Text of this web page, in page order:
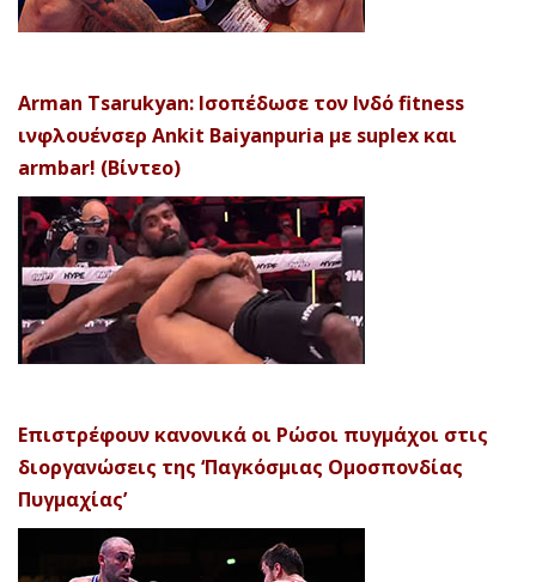
Arman Tsarukyan: Ισοπέδωσε τον Ινδό fitness
ινφλουένσερ Ankit Baiyanpuria με suplex και
armbar! (Βίντεο)
Επιστρέφουν κανονικά οι Ρώσοι πυγμάχοι στις
διοργανώσεις της ‘Παγκόσμιας Ομοσπονδίας
Πυγμαχίας’